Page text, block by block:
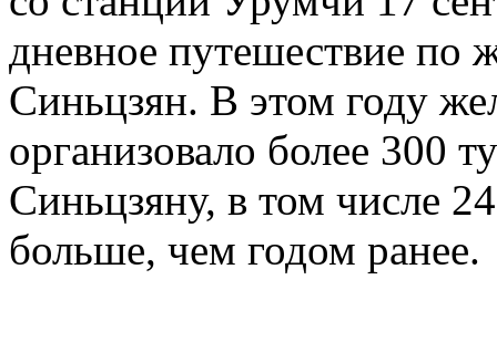
дневное путешествие по
Синьцзян. В этом году
организовало более 300
Синьцзяну, в том числе
больше, чем годом ранее.